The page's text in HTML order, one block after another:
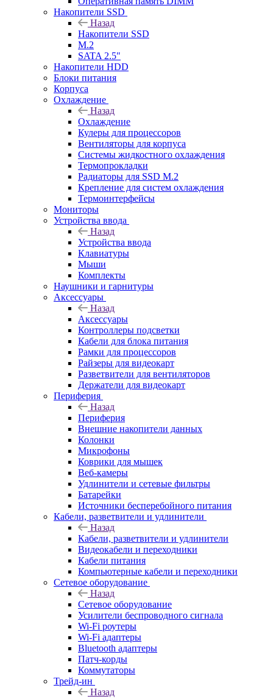
Накопители SSD
Назад
Накопители SSD
M.2
SATA 2.5"
Накопители HDD
Блоки питания
Корпуса
Охлаждение
Назад
Охлаждение
Кулеры для процессоров
Вентиляторы для корпуса
Системы жидкостного охлаждения
Термопрокладки
Радиаторы для SSD M.2
Крепление для систем охлаждения
Термоинтерфейсы
Мониторы
Устройства ввода
Назад
Устройства ввода
Клавиатуры
Мыши
Комплекты
Наушники и гарнитуры
Аксессуары
Назад
Аксессуары
Контроллеры подсветки
Кабели для блока питания
Рамки для процессоров
Райзеры для видеокарт
Разветвители для вентиляторов
Держатели для видеокарт
Периферия
Назад
Периферия
Внешние накопители данных
Колонки
Микрофоны
Коврики для мышек
Веб-камеры
Удлинители и сетевые фильтры
Батарейки
Источники бесперебойного питания
Кабели, разветвители и удлинители
Назад
Кабели, разветвители и удлинители
Видеокабели и переходники
Кабели питания
Компьютерные кабели и переходники
Сетевое оборудование
Назад
Сетевое оборудование
Усилители беспроводного сигнала
Wi-Fi роутеры
Wi-Fi адаптеры
Bluetooth адаптеры
Патч-корды
Коммутаторы
Трейд-ин
Назад